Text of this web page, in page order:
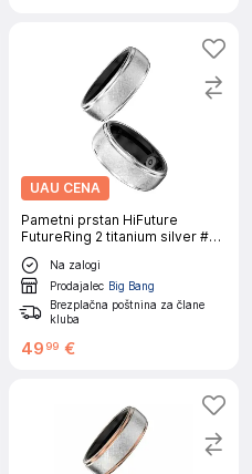
UAU CENA
Pametni prstan HiFuture
FutureRing 2 titanium silver #13
70mm
Na zalogi
Prodajalec Big Bang
Brezplačna poštnina za člane
kluba
49 99 €